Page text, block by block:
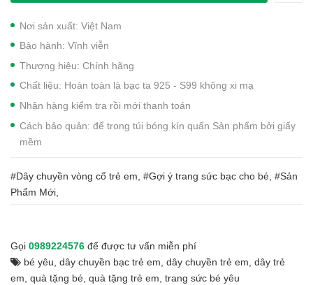
Nơi sản xuất: Việt Nam
Bảo hành: Vĩnh viễn
Thương hiệu: Chính hãng
Chất liệu: Hoàn toàn là bạc ta 925 - S99 không xi mạ
Nhận hàng kiểm tra rồi mới thanh toán
Cách bảo quản: để trong túi bóng kín quấn Sản phẩm bởi giấy
mềm
#Dây chuyền vòng cổ trẻ em, #Gợi ý trang sức bạc cho bé, #Sản
Phẩm Mới,
Gọi 0989224576 để được tư vấn miễn phí
bé yêu dây chuyền bạc trẻ em dây chuyền trẻ em dây trẻ
em quà tặng bé quà tặng trẻ em trang sức bé yêu